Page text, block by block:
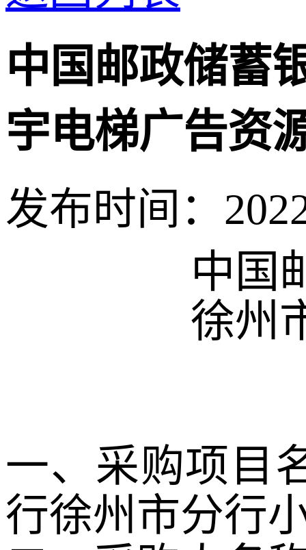
中国邮政储蓄
宇电梯广告资
发布时间：
中国
徐州
一、采购项目
行徐州市分行